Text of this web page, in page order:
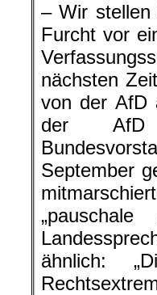
– Wir stellen
Furcht vor
nächsten
von der AfD
der AfD
September
ähnlich: